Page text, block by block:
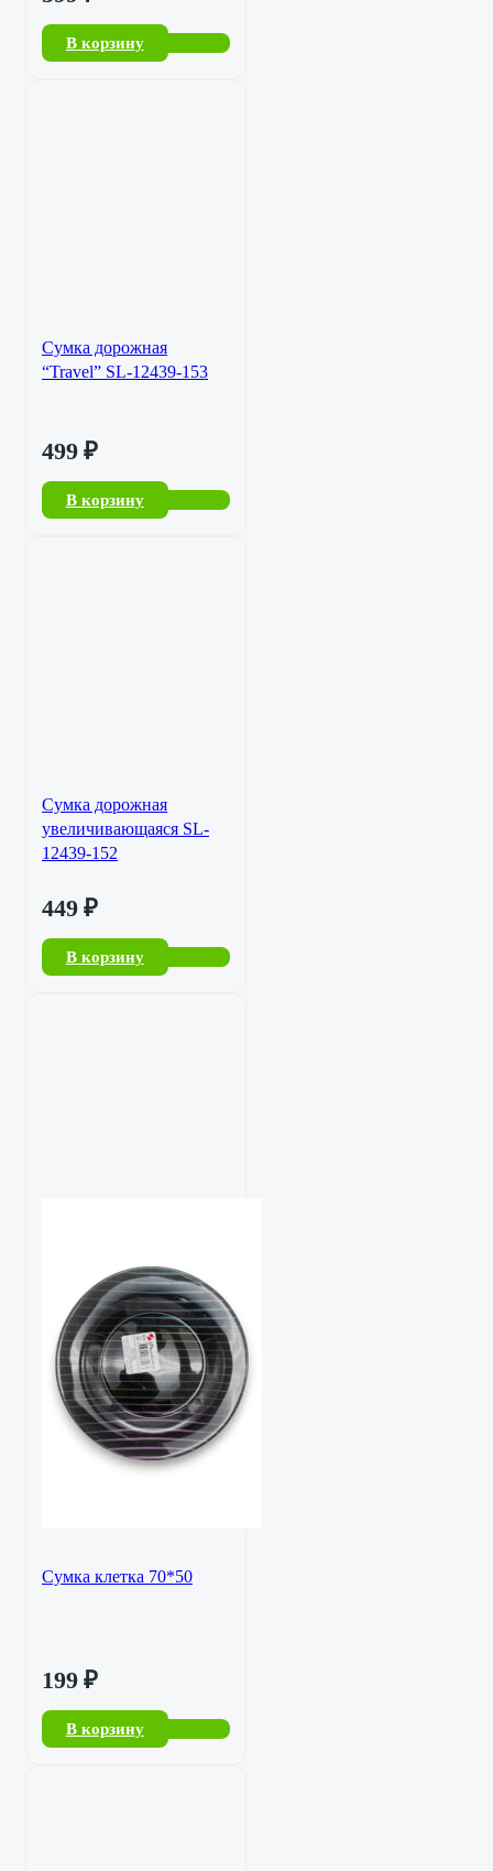
В корзину
Сумка дорожная
“Travel” SL-12439-153
499 ₽
В корзину
Сумка дорожная
увеличивающаяся SL-
12439-152
449 ₽
В корзину
Сумка клетка 70*50
199 ₽
В корзину